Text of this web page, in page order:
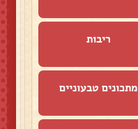
ריבות
מתכונים טבעוניים